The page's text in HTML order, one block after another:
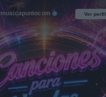
Ver perfil
Ver perfil